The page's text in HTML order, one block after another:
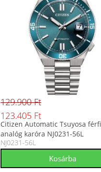
129.900 Ft
123.405 Ft
Citizen Automatic Tsuyosa férfi
analóg karóra NJ0231-56L
NJ0231-56L